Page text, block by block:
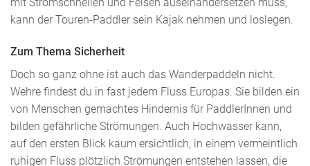
kann der Touren-Paddler sein Kajak nehmen und loslegen.
Zum Thema Sicherheit
Doch so ganz ohne ist auch das Wanderpaddeln nicht.
Wehre findest du in fast jedem Fluss Europas. Sie bilden ein
von Menschen gemachtes Hindernis für PaddlerInnen und
bilden gefährliche Strömungen. Auch Hochwasser kann,
auf den ersten Blick kaum ersichtlich, in einem vermeintlich
ruhigen Fluss plötzlich Strömungen entstehen lassen, die